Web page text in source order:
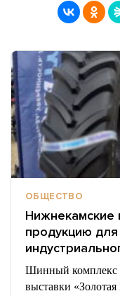
ОБЩЕСТВО
Нижнекамские
продукцию для
Шинный комплекс
выставки